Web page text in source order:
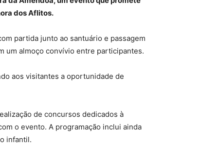
dos Aflitos.
partida junto ao santuário e passagem
um almoço convívio entre participantes.
aos visitantes a oportunidade de
de concursos dedicados à
o evento. A programação inclui ainda
infantil.